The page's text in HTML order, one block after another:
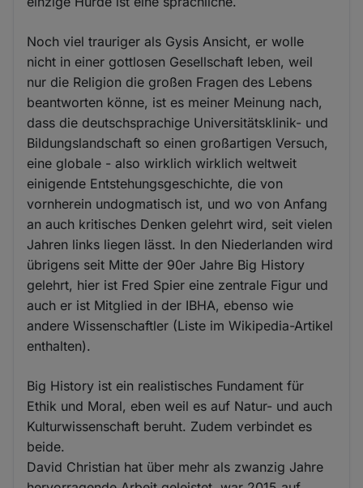
Noch viel trauriger als Gysis Ansicht, er wolle
nicht in einer gottlosen Gesellschaft leben, weil
nur die Religion die großen Fragen des Lebens
beantworten könne, ist es meiner Meinung nach,
dass die deutschsprachige Universitätsklinik- und
Bildungslandschaft so einen großartigen Versuch,
eine globale - also wirklich wirklich weltweit
einigende Entstehungsgeschichte, die von
vornherein undogmatisch ist, und wo von Anfang
an auch kritisches Denken gelehrt wird, seit vielen
Jahren links liegen lässt. In den Niederlanden wird
übrigens seit Mitte der 90er Jahre Big History
gelehrt, hier ist Fred Spier eine zentrale Figur und
auch er ist Mitglied in der IBHA, ebenso wie
andere Wissenschaftler (Liste im Wikipedia-Artikel
enthalten).
Big History ist ein realistisches Fundament für
Ethik und Moral, eben weil es auf Natur- und auch
Kulturwissenschaft beruht. Zudem verbindet es
beide.
David Christian hat über mehr als zwanzig Jahre